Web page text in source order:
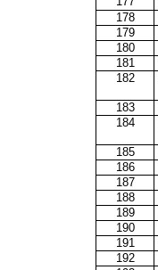
178
179
180
181
182
183
184
185
186
187
188
189
190
191
192